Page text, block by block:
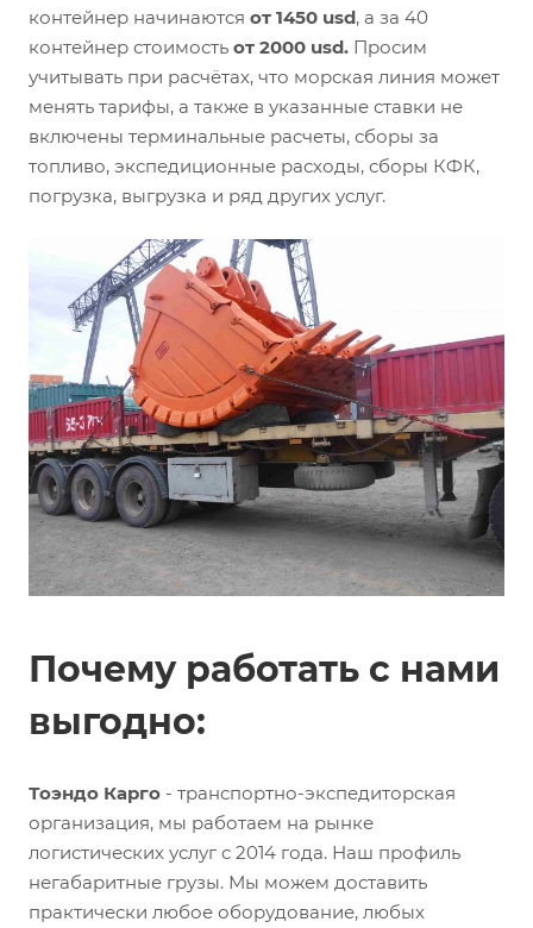
контейнер начинаются от 1450 usd, а за 40
контейнер стоимость от 2000 usd. Просим
учитывать при расчётах, что морская линия может
менять тарифы, а также в указанные ставки не
включены терминальные расчеты, сборы за
топливо, экспедиционные расходы, сборы КФК,
погрузка, выгрузка и ряд других услуг.
Почему работать с нами
выгодно:
Тоэндо Карго - транспортно-экспедиторская
организация, мы работаем на рынке
логистических услуг с 2014 года. Наш профиль
негабаритные грузы. Мы можем доставить
практически любое оборудование, любых